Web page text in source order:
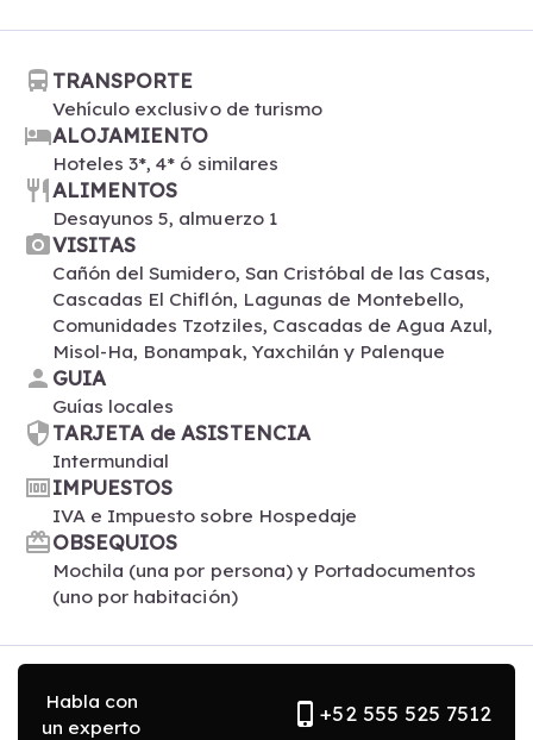
directions_bus TRANSPORTE
Vehículo exclusivo de turismo
hotelALOJAMIENTO
Hoteles 3*, 4* ó similares
restaurant ALIMENTOS
Desayunos 5, almuerzo 1
photo_cameraVISITAS
Cañón del Sumidero, San Cristóbal de las Casas,
Cascadas El Chiflón, Lagunas de Montebello,
Comunidades Tzotziles, Cascadas de Agua Azul,
Misol-Ha, Bonampak, Yaxchilán y Palenque
person GUIA
Guías locales
securityTARJETA de ASISTENCIA
Intermundial
moneyIMPUESTOS
IVA e Impuesto sobre Hospedaje
card_giftcardOBSEQUIOS
Mochila (una por persona) y Portadocumentos
(uno por habitación)
Habla con
un experto
phone_iphone+52 555 525 7512